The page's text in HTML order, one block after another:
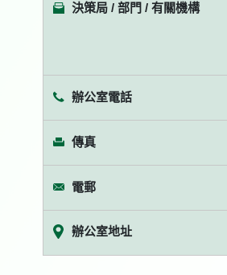
決策局 / 部門 / 有關機構
辦公室電話
傳真
電郵
辦公室地址